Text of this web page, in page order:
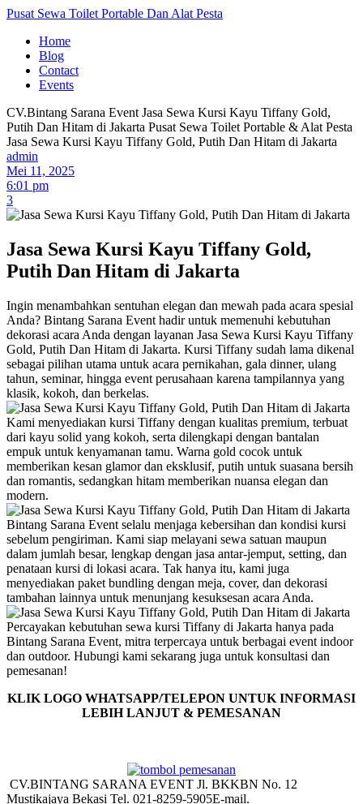
Pusat Sewa Toilet Portable Dan Alat Pesta
Home
Blog
Contact
Events
CV.Bintang Sarana Event Jasa Sewa Kursi Kayu Tiffany Gold,
Putih Dan Hitam di Jakarta Pusat Sewa Toilet Portable & Alat Pesta
Jasa Sewa Kursi Kayu Tiffany Gold, Putih Dan Hitam di Jakarta
admin
Mei 11, 2025
6:01 pm
3
Jasa Sewa Kursi Kayu Tiffany Gold,
Putih Dan Hitam di Jakarta
Ingin menambahkan sentuhan elegan dan mewah pada acara spesial
Anda? Bintang Sarana Event hadir untuk memenuhi kebutuhan
dekorasi acara Anda dengan layanan Jasa Sewa Kursi Kayu Tiffany
Gold, Putih Dan Hitam di Jakarta. Kursi Tiffany sudah lama dikenal
sebagai pilihan utama untuk acara pernikahan, gala dinner, ulang
tahun, seminar, hingga event perusahaan karena tampilannya yang
klasik, kokoh, dan berkelas.
Kami menyediakan kursi Tiffany dengan kualitas premium, terbuat
dari kayu solid yang kokoh, serta dilengkapi dengan bantalan
empuk untuk kenyamanan tamu. Warna gold cocok untuk
memberikan kesan glamor dan eksklusif, putih untuk suasana bersih
dan romantis, sedangkan hitam memberikan nuansa elegan dan
modern.
Bintang Sarana Event selalu menjaga kebersihan dan kondisi kursi
sebelum pengiriman. Kami siap melayani sewa satuan maupun
dalam jumlah besar, lengkap dengan jasa antar-jemput, setting, dan
penataan kursi di lokasi acara. Tak hanya itu, kami juga
menyediakan paket bundling dengan meja, cover, dan dekorasi
tambahan lainnya untuk menunjang kesuksesan acara Anda.
Percayakan kebutuhan sewa kursi Tiffany di Jakarta hanya pada
Bintang Sarana Event, mitra terpercaya untuk berbagai event indoor
dan outdoor. Hubungi kami sekarang juga untuk konsultasi dan
pemesanan!
KLIK LOGO WHATSAPP/TELEPON UNTUK INFORMASI
LEBIH LANJUT & PEMESANAN
CV.BINTANG SARANA EVENT Jl. BKKBN No. 12
Mustikajaya Bekasi Tel. 021-8259-5905E-mail.